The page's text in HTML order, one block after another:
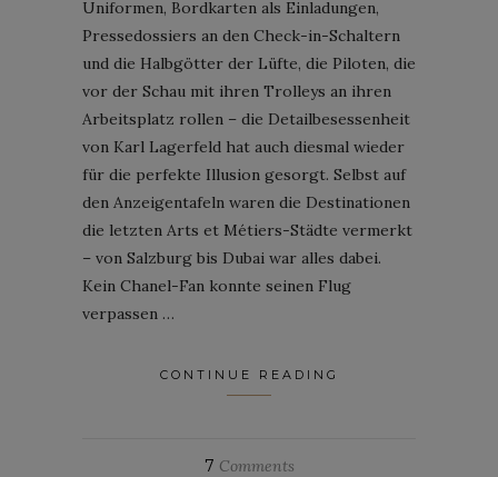
Uniformen, Bordkarten als Einladungen,
Pressedossiers an den Check-in-Schaltern
und die Halbgötter der Lüfte, die Piloten, die
vor der Schau mit ihren Trolleys an ihren
Arbeitsplatz rollen – die Detailbesessenheit
von Karl Lagerfeld hat auch diesmal wieder
für die perfekte Illusion gesorgt. Selbst auf
den Anzeigentafeln waren die Destinationen
die letzten Arts et Métiers-Städte vermerkt
– von Salzburg bis Dubai war alles dabei.
Kein Chanel-Fan konnte seinen Flug
verpassen …
CONTINUE READING
7 Comments